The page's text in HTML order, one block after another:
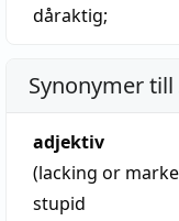
dåraktig;
Synonymer till
adjektiv
(lacking or
stupid